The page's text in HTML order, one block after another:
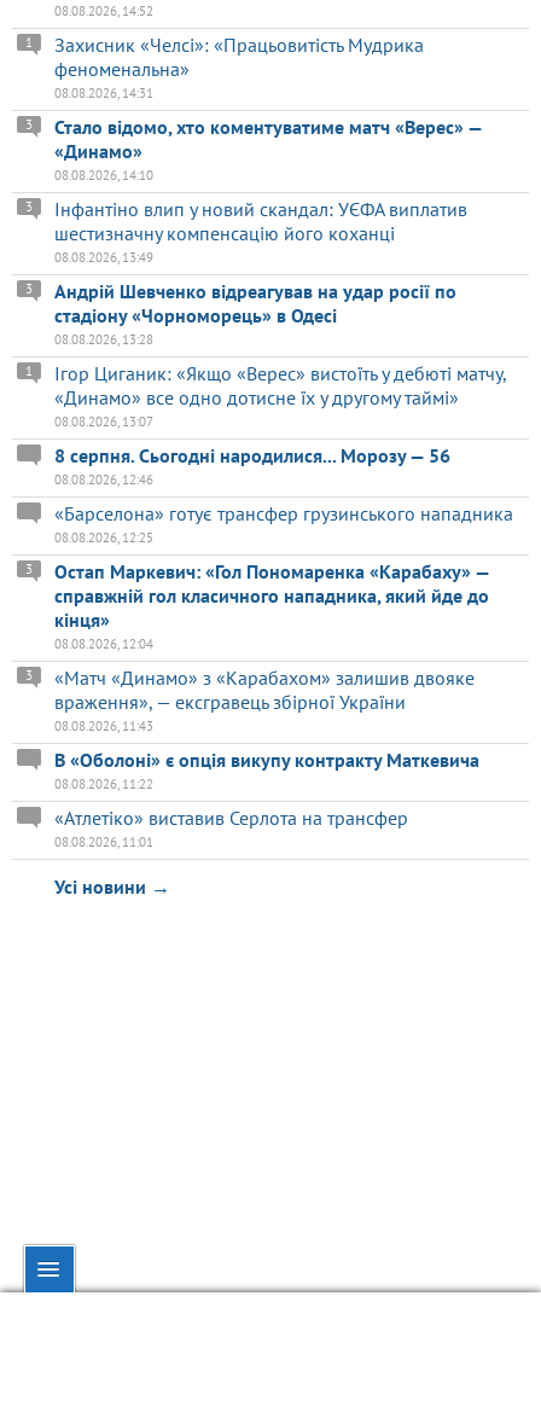
08.08.2026, 14:52
Захисник «Челсі»: «Працьовитість Мудрика
феноменальна»
1
08.08.2026, 14:31
Стало відомо, хто коментуватиме матч «Верес» —
«Динамо»
3
08.08.2026, 14:10
Інфантіно влип у новий скандал: УЄФА виплатив
шестизначну компенсацію його коханці
3
08.08.2026, 13:49
Андрій Шевченко відреагував на удар росії по
стадіону «Чорноморець» в Одесі
3
08.08.2026, 13:28
Ігор Циганик: «Якщо «Верес» вистоїть у дебюті матчу,
«Динамо» все одно дотисне їх у другому таймі»
1
08.08.2026, 13:07
8 серпня. Сьогодні народилися... Морозу — 56
08.08.2026, 12:46
«Барселона» готує трансфер грузинського нападника
08.08.2026, 12:25
Остап Маркевич: «Гол Пономаренка «Карабаху» —
справжній гол класичного нападника, який йде до
кінця»
3
08.08.2026, 12:04
«Матч «Динамо» з «Карабахом» залишив двояке
враження», — ексгравець збірної України
3
08.08.2026, 11:43
В «Оболоні» є опція викупу контракту Маткевича
08.08.2026, 11:22
«Атлетіко» виставив Серлота на трансфер
08.08.2026, 11:01
Усі новини →